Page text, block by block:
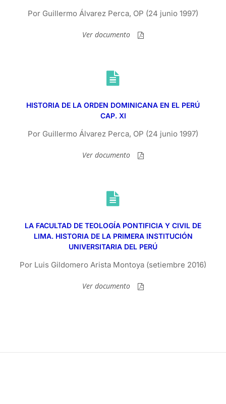
Por Guillermo Álvarez Perca, OP (24 junio 1997)
Ver documento
HISTORIA DE LA ORDEN DOMINICANA EN EL PERÚ
CAP. XI
Por Guillermo Álvarez Perca, OP (24 junio 1997)
Ver documento
LA FACULTAD DE TEOLOGÍA PONTIFICIA Y CIVIL DE
LIMA. HISTORIA DE LA PRIMERA INSTITUCIÓN
UNIVERSITARIA DEL PERÚ
Por Luis Gildomero Arista Montoya (setiembre 2016)
Ver documento